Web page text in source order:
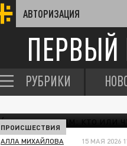
АВТОРИЗАЦИЯ
ПЕРВЫЙ
РУБРИКИ
ПРОИСШЕСТВИЯ
АЛЛА МИХАЙЛОВА 15 МАЯ 2026